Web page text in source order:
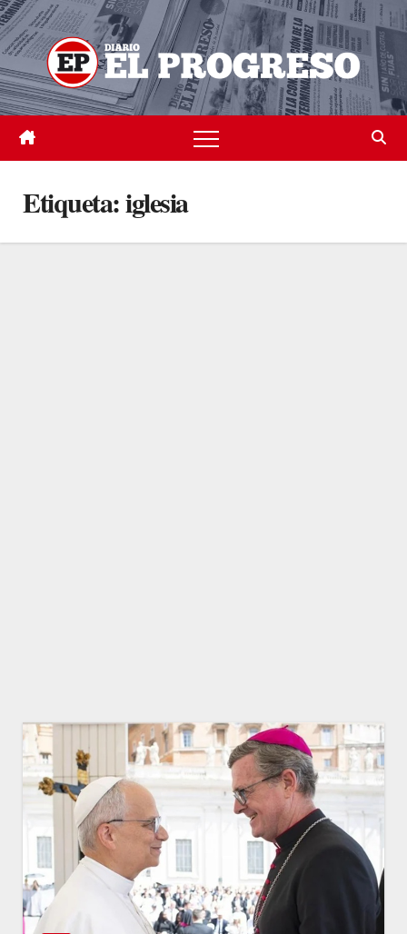
Skip
to
content
Etiqueta:iglesia